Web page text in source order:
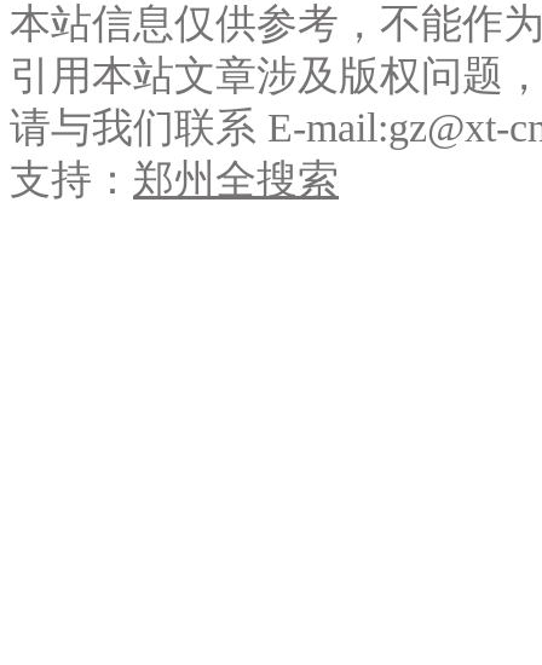
本站信息仅供参考，不能作
引用本站文章涉及版权问题
请与我们联系 E-mail:gz@xt-
支持： 郑州全搜索